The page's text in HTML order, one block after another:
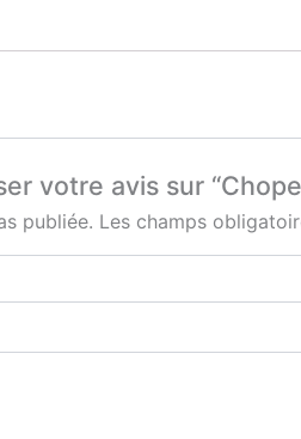
votre avis sur
publiée. Les champs